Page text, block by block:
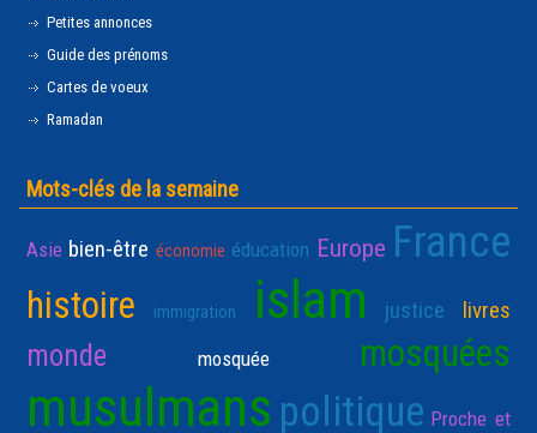
Petites annonces
Guide des prénoms
Cartes de voeux
Ramadan
Mots-clés de la semaine
Asie bien-être économie éducation Europe France
histoire immigration islam justice livres
monde mosquée mosquées
musulmans politique Proche et